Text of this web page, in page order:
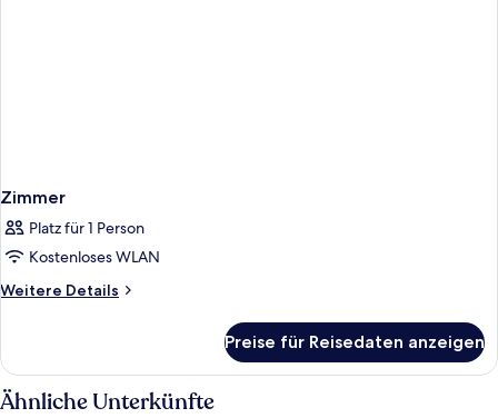
Zimmer
Platz für 1 Person
Kostenloses WLAN
Weitere Details
Weitere
Preise für Reisedaten anzeigen
Ähnliche Unterkünfte